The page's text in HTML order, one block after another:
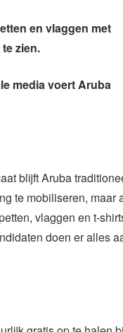
en vlaggen met
zien.
media voert Aruba
blijft Aruba
te mobiliseren,
vlaggen en t-
doen er alles